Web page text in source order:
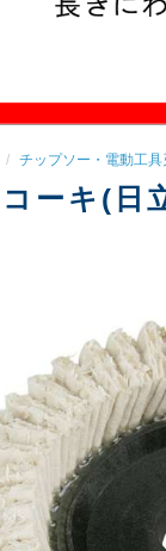
チップソー・電動工
ーキ(日